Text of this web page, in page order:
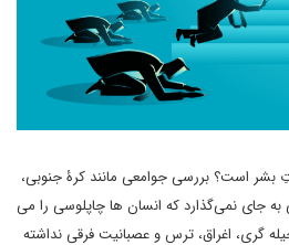
بشر است؟ بررسی جوامعی مانند کرۀ جنوبی،
جای نمی‌گذارد که انسان ها چاپلوسی را می
گری، اغراق، ترس و عصبانیت فرقی نداشته